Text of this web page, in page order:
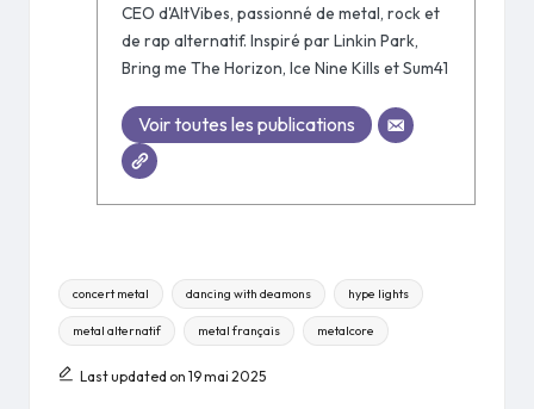
CEO d'AltVibes, passionné de metal, rock et
de rap alternatif. Inspiré par Linkin Park,
Bring me The Horizon, Ice Nine Kills et Sum41
Voir toutes les publications
Tags:
concert metal dancing with deamons hype lights
metal alternatif metal français metalcore
Last updated on 19 mai 2025